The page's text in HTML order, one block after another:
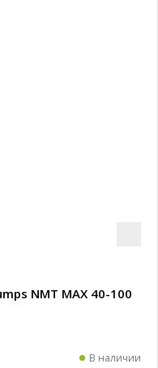
NMT MAX 40-100
В наличии